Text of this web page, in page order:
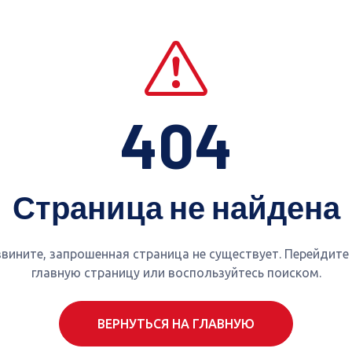
404
Страница не найдена
запрошенная страница не существует. Перейдите
главную страницу или воспользуйтесь поиском.
ВЕРНУТЬСЯ НА ГЛАВНУЮ